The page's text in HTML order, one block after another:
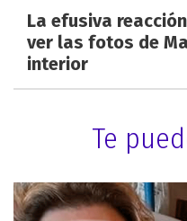
La efusiva
ver las fotos de
interior
Te